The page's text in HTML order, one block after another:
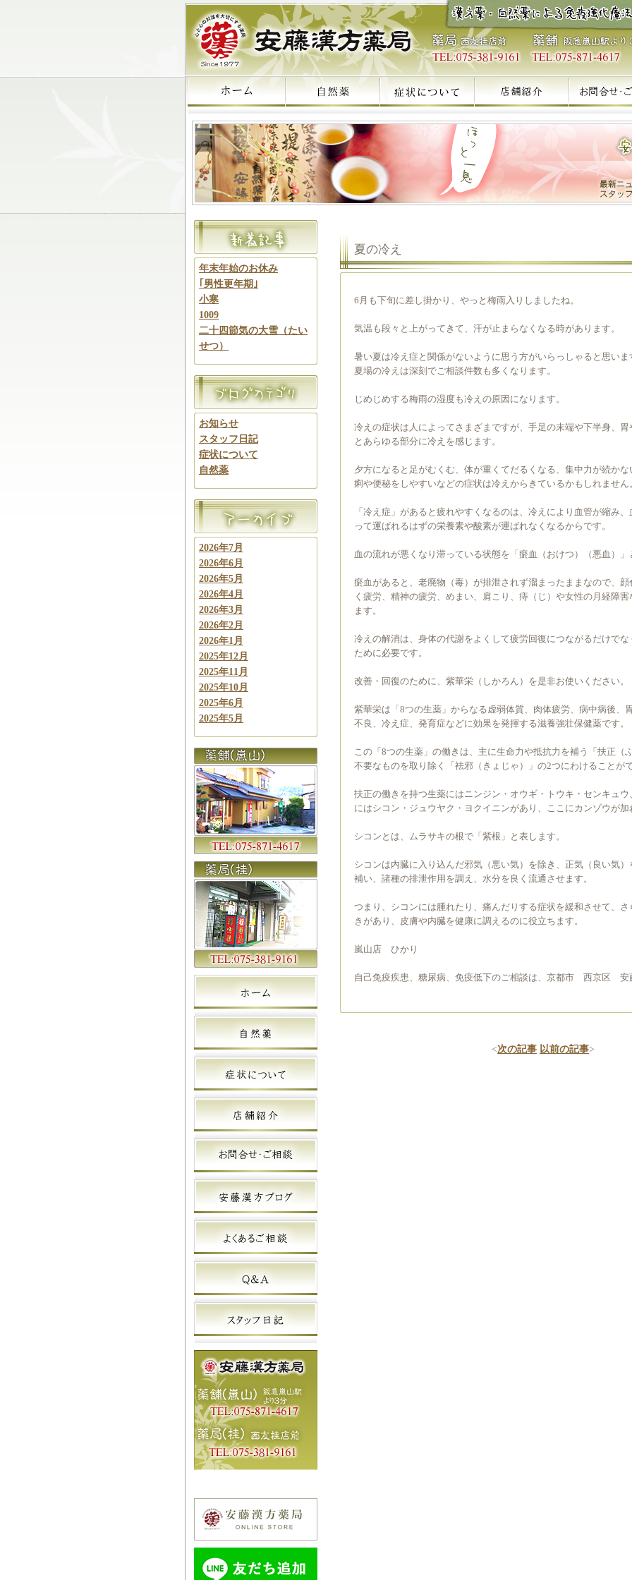
夏の冷え
6月も下旬に差し掛かり、やっと梅雨入りしましたね。
気温も段々と上がってきて、汗が止まらなくなる時があります。
暑い夏は冷え症と関係がないように思う方がいらっしゃると思い
夏場の冷えは深刻でご相談件数も多くなります。
じめじめする梅雨の湿度も冷えの原因になります。
冷えの症状は人によってさまざまですが、手足の末端や下半身、胃
とあらゆる部分に冷えを感じます。
夕方になると足がむくむ、体が重くてだるくなる、集中力が続か
痢や便秘をしやすいなどの症状は冷えからきているかもしれません
「冷え症」があると疲れやすくなるのは、冷えにより血管が縮み
って運ばれるはずの栄養素や酸素が運ばれなくなるからです。
血の流れが悪くなり滞っている状態を「瘀血（おけつ）（悪血）」
瘀血があると、老廃物（毒）が排泄されず溜まったままなので、顔
く疲労、精神の疲労、めまい、肩こり、痔（じ）や女性の月経障
ます。
冷えの解消は、身体の代謝をよくして疲労回復につながるだけで
ために必要です。
改善・回復のために、紫華栄（しかろん）を是非お使いください。
紫華栄は「8つの生薬」からなる虚弱体質、肉体疲労、病中病後、
不良、冷え症、発育症などに効果を発揮する滋養強壮保健薬です。
この「8つの生薬」の働きは、主に生命力や抵抗力を補う「扶正（
不要なものを取り除く「袪邪（きょじゃ）」の2つにわけることがで
扶正の働きを持つ生薬にはニンジン・オウギ・トウキ・センキュ
にはシコン・ジュウヤク・ヨクイニンがあり、ここにカンゾウが加
シコンとは、ムラサキの根で「紫根」と表します。
シコンは内臓に入り込んだ邪気（悪い気）を除き、正気（良い気
補い、諸種の排泄作用を調え、水分を良く流通させます。
つまり、シコンには腫れたり、痛んだりする症状を緩和させて、
きがあり、皮膚や内臓を健康に調えるのに役立ちます。
嵐山店 ひかり
自己免疫疾患、糖尿病、免疫低下のご相談は、京都市 西京区 安
<次の記事 以前の記事>
年末年始のお休み
｢男性更年期｣
小寒
1009
二十四節気の大雪（たい
せつ）
お知らせ
スタッフ日記
症状について
自然薬
2026年7月
2026年6月
2026年5月
2026年4月
2026年3月
2026年2月
2026年1月
2025年12月
2025年11月
2025年10月
2025年6月
2025年5月